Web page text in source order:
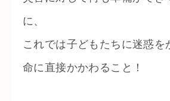
に、
これでは子どもたちに迷惑を
命に直接かかわること！